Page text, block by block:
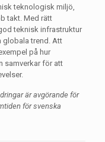
teknologisk miljö,
takt. Med rätt
teknisk infrastruktur
globala trend. Att
på hur
samverkar för att
är avgörande för
för svenska